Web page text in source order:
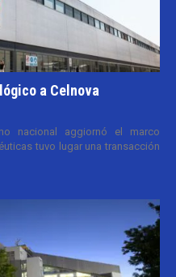
a Celnova
nacional aggiornó el marco
tuvo lugar una transacción